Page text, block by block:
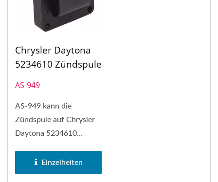
Chrysler Daytona
5234610 Zündspule
AS-949
AS-949 kann die
Zündspule auf Chrysler
Daytona 5234610
Zündspule (1P,...
Einzelheiten